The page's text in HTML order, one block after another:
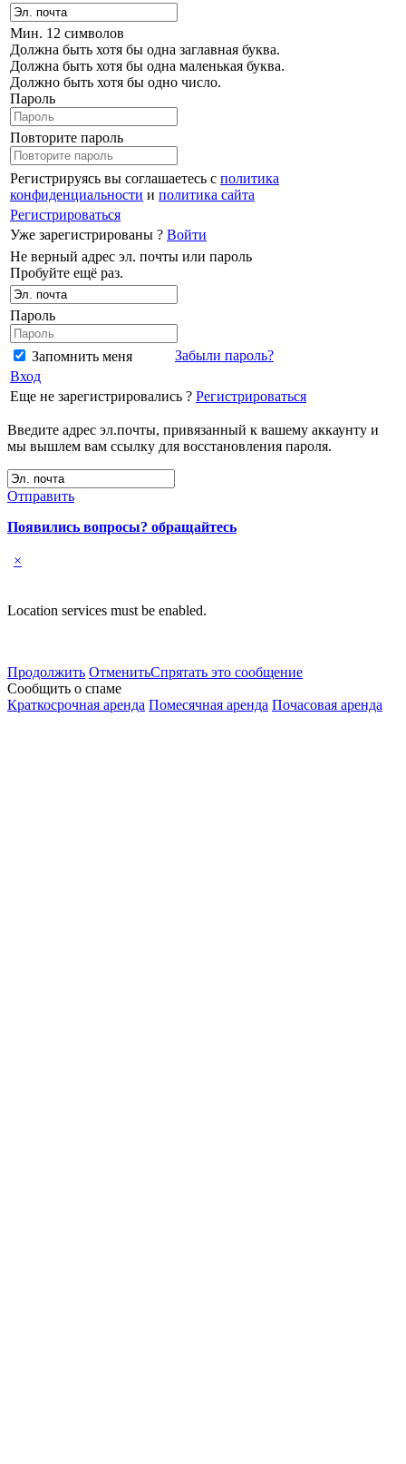
Мин. 12 символов
Должна быть хотя бы одна заглавная буква.
Должна быть хотя бы одна маленькая буква.
Должно быть хотя бы одно число.
Пароль
Повторите пароль
Регистрируясь вы соглашаетесь с политика
конфиденциальности и политика сайта
Регистрироваться
Уже зарегистрированы ? Войти
Не верный адрес эл. почты или пароль
Пробуйте ещё раз.
Пароль
Запомнить меня
Забыли пароль?
Вход
Еще не зарегистрировались ? Регистрироваться
Введите адрес эл.почты, привязанный к вашему аккаунту и
мы вышлем вам ссылку для восстановления пароля.
Отправить
Появились вопросы? обращайтесь
×
Location services must be enabled.
Продолжить ОтменитьСпрятать это сообщение
Сообщить о спаме
Краткосрочная аренда Помесячная аренда Почасовая аренда